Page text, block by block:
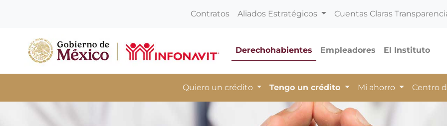
Contratos Aliados Estratégicos Cuentas Claras
Derechohabientes Empleadores El Instituto
Quiero un crédito Tengo un crédito Mi ahorro Centro